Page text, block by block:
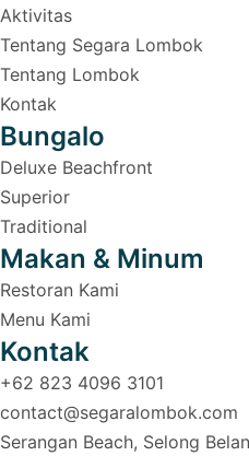
Aktivitas
Tentang Segara Lombok
Tentang Lombok
Kontak
Bungalo
Deluxe Beachfront
Superior
Traditional
Makan & Minum
Restoran Kami
Menu Kami
Kontak
+62 823 4096 3101
contact@segaralombok.com
Serangan Beach, Selong